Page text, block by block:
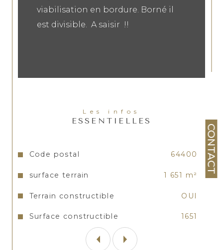
CONTACT
Les infos
ESSENTIELLES
Caractéristiques Valeurs
Code postal 64400
surface terrain 1 651 m²
Terrain constructible OUI
Surface constructible 1651
viabilisation en bordure. Borné il
est divisible. A saisir !!